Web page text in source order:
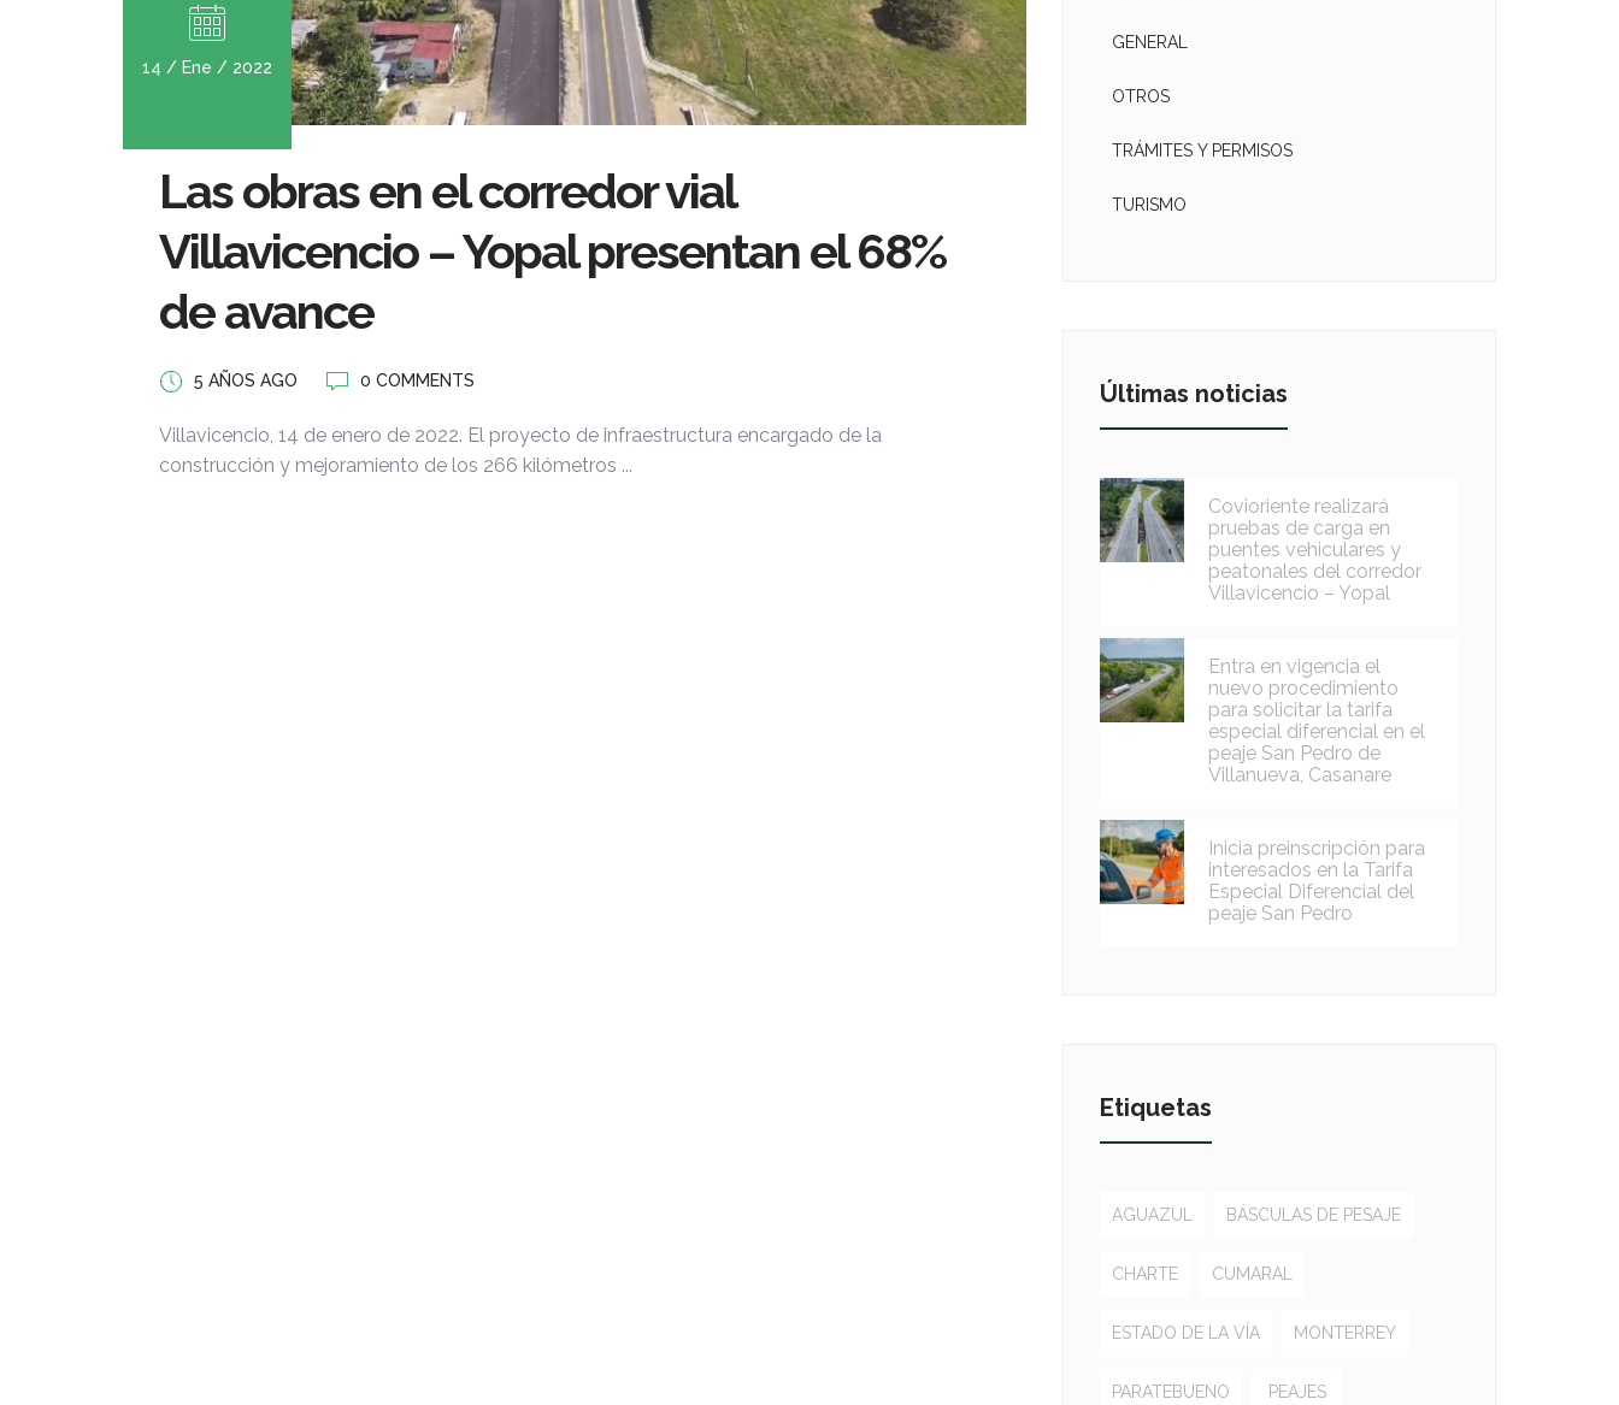
14 / Ene / 2022
Las obras en el corredor vial
Villavicencio – Yopal presentan el 68%
de avance
5 AÑOS AGO 0 COMMENTS
Villavicencio, 14 de enero de 2022. El proyecto de infraestructura encargado de la
construcción y mejoramiento de los 266 kilómetros ...
GENERAL
OTROS
TRÁMITES Y PERMISOS
TURISMO
Últimas noticias
Covioriente realizará
pruebas de carga en
puentes vehiculares y
peatonales del corredor
Villavicencio – Yopal
Entra en vigencia el
nuevo procedimiento
para solicitar la tarifa
especial diferencial en el
peaje San Pedro de
Villanueva, Casanare
Inicia preinscripción para
interesados en la Tarifa
Especial Diferencial del
peaje San Pedro
Etiquetas
AGUAZUL BÁSCULAS DE PESAJE
CHARTE CUMARAL
ESTADO DE LA VÍA MONTERREY
PARATEBUENO PEAJES